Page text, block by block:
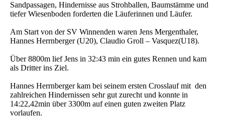
Sandpassagen, Hindernisse aus Strohballen, Baumstämme und
tiefer Wiesenboden forderten die Läuferinnen und Läufer.
Am Start von der SV Winnenden waren Jens Mergenthaler,
Hannes Herrnberger (U20), Claudio Groll – Vasquez(U18).
Über 8800m lief Jens in 32:43 min ein gutes Rennen und kam
als Dritter ins Ziel.
Hannes Herrnberger kam bei seinem ersten Crosslauf mit den
zahlreichen Hindernissen sehr gut zurecht und konnte in
14:22,42min über 3300m auf einen guten zweiten Platz
vorlaufen.